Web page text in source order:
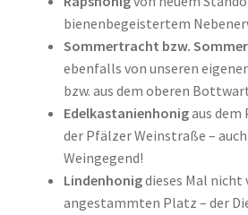
bienenbegeistertem
Sommertracht bzw.
ebenfalls von unseren
bzw. aus dem oberen
Edelkastanienhonigaus dem
der Pfälzer Weinstraße –
Weingegend!
Lindenhonigdieses Mal nicht
angestammten Platz – der